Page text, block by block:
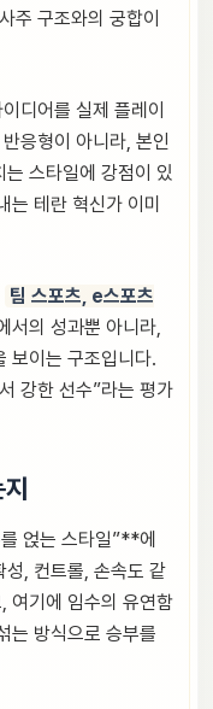
주 구조와의 궁합이
디어를 실제 플레이
응형이 아니라, 본인
스타일에 강점이 있
는 테란 혁신가 이미
팀 스포츠, e스포츠
서의 성과뿐 아니라,
보이는 구조입니다.
강한 선수”라는 평가
얹는 스타일”**에
성, 컨트롤, 손속도 같
여기에 임수의 유연함
는 방식으로 승부를